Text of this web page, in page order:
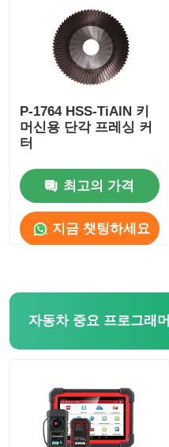
P-1764 HSS-TiAlN 키
머신용 단각 프레싱 커
터
최고의 가격
지금 챗팅하세요
자동차 중요 프로그래머